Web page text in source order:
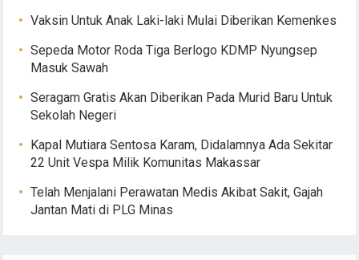
Vaksin Untuk Anak Laki-laki Mulai Diberikan Kemenkes
Sepeda Motor Roda Tiga Berlogo KDMP Nyungsep
Masuk Sawah
Seragam Gratis Akan Diberikan Pada Murid Baru Untuk
Sekolah Negeri
Kapal Mutiara Sentosa Karam, Didalamnya Ada Sekitar
22 Unit Vespa Milik Komunitas Makassar
Telah Menjalani Perawatan Medis Akibat Sakit, Gajah
Jantan Mati di PLG Minas